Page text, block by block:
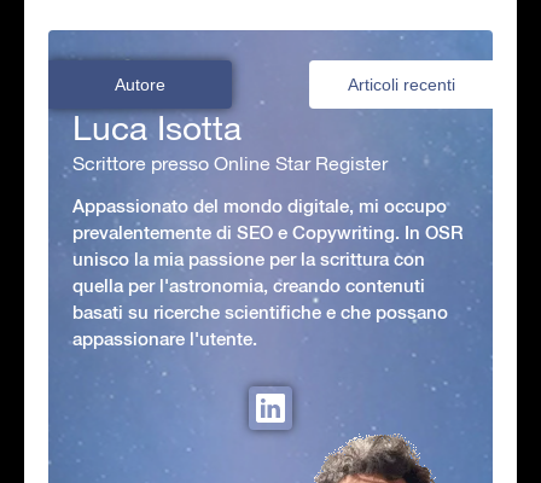
Autore Articoli recenti
Luca Isotta
Scrittore presso Online Star Register
Appassionato del mondo digitale, mi occupo
prevalentemente di SEO e Copywriting. In OSR
unisco la mia passione per la scrittura con
quella per l'astronomia, creando contenuti
basati su ricerche scientifiche e che possano
appassionare l'utente.